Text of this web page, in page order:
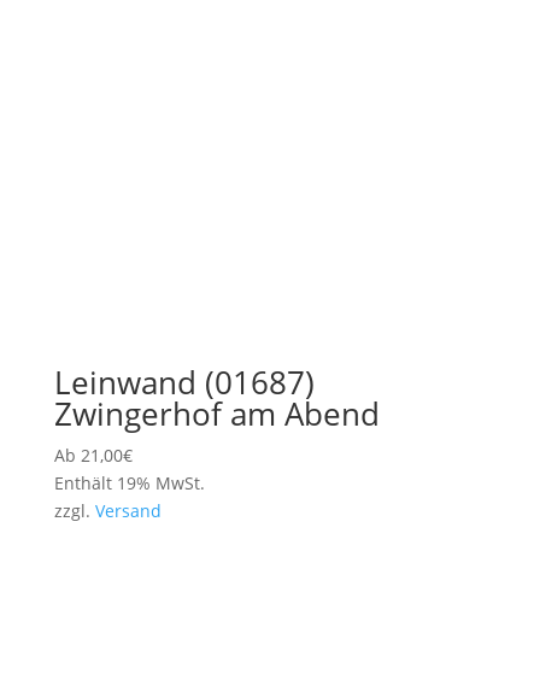
Leinwand (01687)
Zwingerhof am Abend
Ab 21,00€
Enthält 19% MwSt.
zzgl. Versand